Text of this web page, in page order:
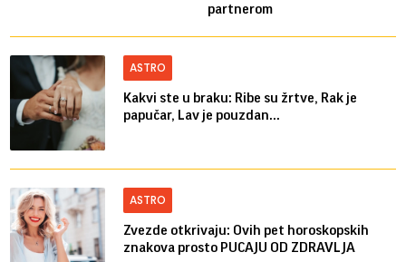
partnerom
ASTRO
Kakvi ste u braku: Ribe su žrtve, Rak je
papučar, Lav je pouzdan...
ASTRO
Zvezde otkrivaju: Ovih pet horoskopskih
znakova prosto PUCAJU OD ZDRAVLJA